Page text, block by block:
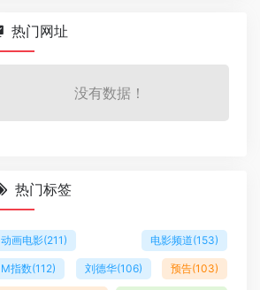
热门网址
没有数据！
热门标签
动画电影(211) 电影频道(153)
M指数(112) 刘德华(106) 预告(103)